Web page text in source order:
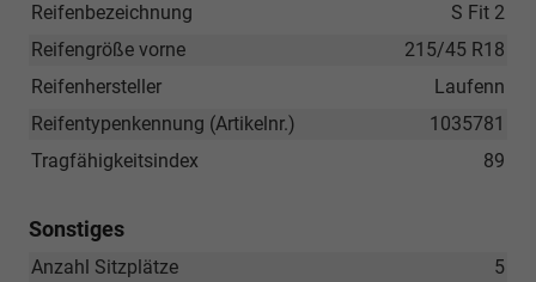
S Fit 2
Reifenbezeichnung
215/45 R18
Reifengröße vorne
Laufenn
Reifenhersteller
1035781
Reifentypenkennung (Artikelnr.)
89
Tragfähigkeitsindex
Sonstiges
5
Anzahl Sitzplätze